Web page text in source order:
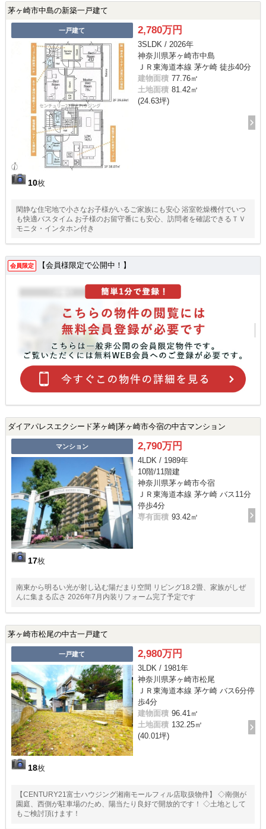
茅ヶ崎市中島の新築一戸建て
一戸建て
10枚
2,780万円
3SLDK / 2026年
神奈川県茅ヶ崎市中島
ＪＲ東海道本線 茅ケ崎 徒歩40分
建物面積 77.76㎡
土地面積 81.42㎡
(24.63坪)
閑静な住宅地で小さなお子様がいるご家族にも安心 浴室乾燥機付でいつ
も快適バスタイム お子様のお留守番にも安心、訪問者を確認できるＴＶ
モニタ・インタホン付き
会員限定 【会員様限定で公開中！】
ダイアパレスエクシード茅ヶ崎|茅ヶ崎市今宿の中古マンション
マンション
17枚
2,790万円
4LDK / 1989年
10階/11階建
神奈川県茅ヶ崎市今宿
ＪＲ東海道本線 茅ケ崎 バス11分
停歩4分
専有面積 93.42㎡
南東から明るい光が射し込む陽だまり空間 リビング18.2畳、家族がしぜ
んに集まる広さ 2026年7月内装リフォーム完了予定です
茅ヶ崎市松尾の中古一戸建て
一戸建て
18枚
2,980万円
3LDK / 1981年
神奈川県茅ヶ崎市松尾
ＪＲ東海道本線 茅ケ崎 バス6分停
歩4分
建物面積 96.41㎡
土地面積 132.25㎡
(40.01坪)
【CENTURY21富士ハウジング湘南モールフィル店取扱物件】 ◇南側が
園庭、西側が駐車場のため、陽当たり良好で開放的です！ ◇土地として
もご検討頂けます！